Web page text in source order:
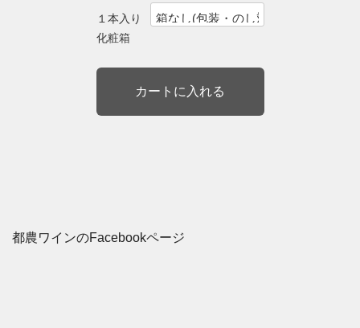
１本入り
化粧箱
都農ワインのFacebookページ